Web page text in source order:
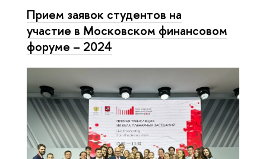
Прием заявок студентов на
участие в Московском финансовом
форуме – 2024